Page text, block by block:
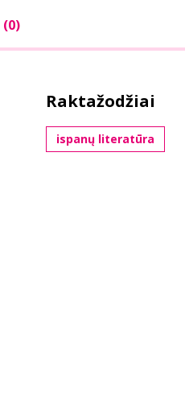
(0)
Raktažodžiai
ispanų literatūra